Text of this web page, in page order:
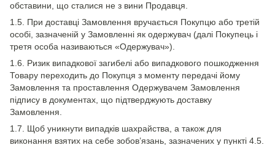
обставини, що сталися не з вини Продавця.
1.5. При доставці Замовлення вручається Покупцю або третій
особі, зазначеній у Замовленні як одержувач (далі Покупець і
третя особа називаються «Одержувач»).
1.6. Ризик випадкової загибелі або випадкового пошкодження
Товару переходить до Покупця з моменту передачі йому
Замовлення та проставлення Одержувачем Замовлення
підпису в документах, що підтверджують доставку
Замовлення.
1.7. Щоб уникнути випадків шахрайства, а також для
виконання взятих на себе зобов’язань, зазначених у пункті 4.5.